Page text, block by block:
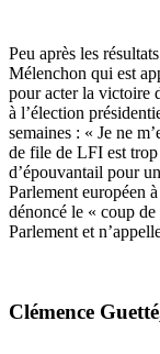
Peu après les
Mélenchon qui est
pour acter la victoire
à l’élection
semaines : « Je ne
de file de LFI est
d’épouvantail pour
Parlement européen
dénoncé le « coup
Parlement et
Clémence